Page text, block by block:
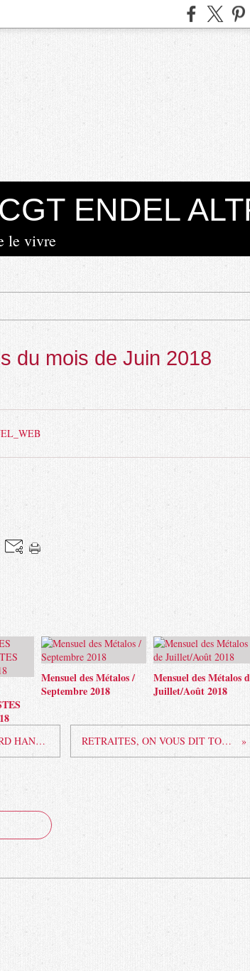
ENDEL
le vivre
du mois de Juin 2018
Mensuel des Métalos /
Septembre 2018
Mensuel des Métalos
Juillet/Août 2018
LA CGT SIGNE UN NOUVEL ACCORD HANDICAP RETRAITES, ON VOUS DIT TOUT !!!